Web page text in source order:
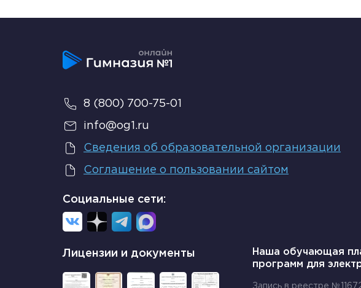
8 (800) 700-75-01
info@og1.ru
Сведения об образовательной организации
Соглашение о пользовании сайтом
Социальные сети:
Лицензии и документы
Наша обучающая
программ для
Запись в реестре